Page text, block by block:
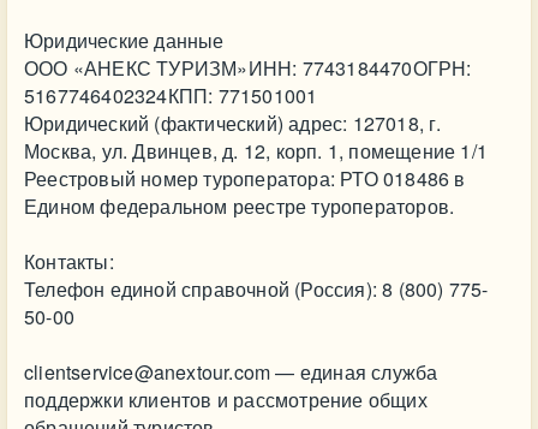
Юридические данные
ООО «АНЕКС ТУРИЗМ»ИНН: 7743184470ОГРН:
5167746402324КПП: 771501001
Юридический (фактический) адрес: 127018, г.
Москва, ул. Двинцев, д. 12, корп. 1, помещение 1/1
Реестровый номер туроператора: РТО 018486 в
Едином федеральном реестре туроператоров.
Контакты:
Телефон единой справочной (Россия): 8 (800) 775-
50-00
clientservice@anextour.com— единая служба
поддержки клиентов и рассмотрение общих